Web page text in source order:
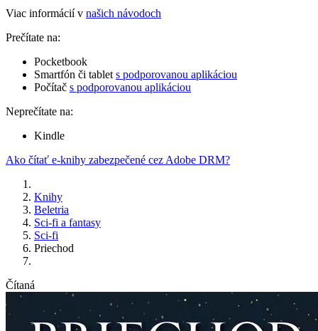
Viac informácií v našich návodoch
Prečítate na:
Pocketbook
Smartfón či tablet s podporovanou aplikáciou
Počítač s podporovanou aplikáciou
Neprečítate na:
Kindle
Ako čítať e-knihy zabezpečené cez Adobe DRM?
Knihy
Beletria
Sci-fi a fantasy
Sci-fi
Priechod
Čítaná